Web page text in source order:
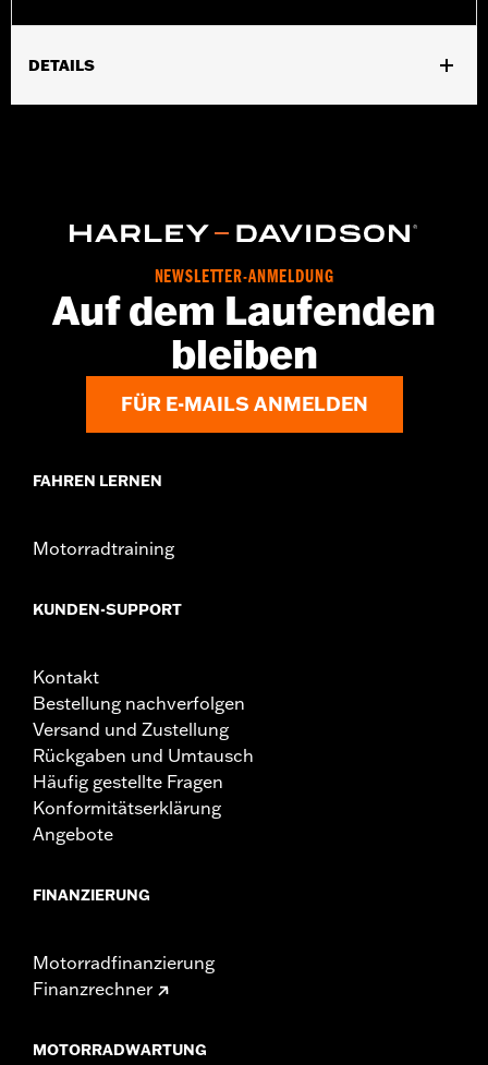
DETAILS
In Einheiten erhältlich: Jeweils
NEWSLETTER-ANMELDUNG
Auf dem Laufenden
bleiben
FÜR E-MAILS ANMELDEN
FAHREN LERNEN
Motorradtraining
KUNDEN-SUPPORT
Kontakt
Bestellung nachverfolgen
Versand und Zustellung
Rückgaben und Umtausch
Häufig gestellte Fragen
Konformitätserklärung
Angebote
FINANZIERUNG
Motorradfinanzierung
Finanzrechner
MOTORRADWARTUNG